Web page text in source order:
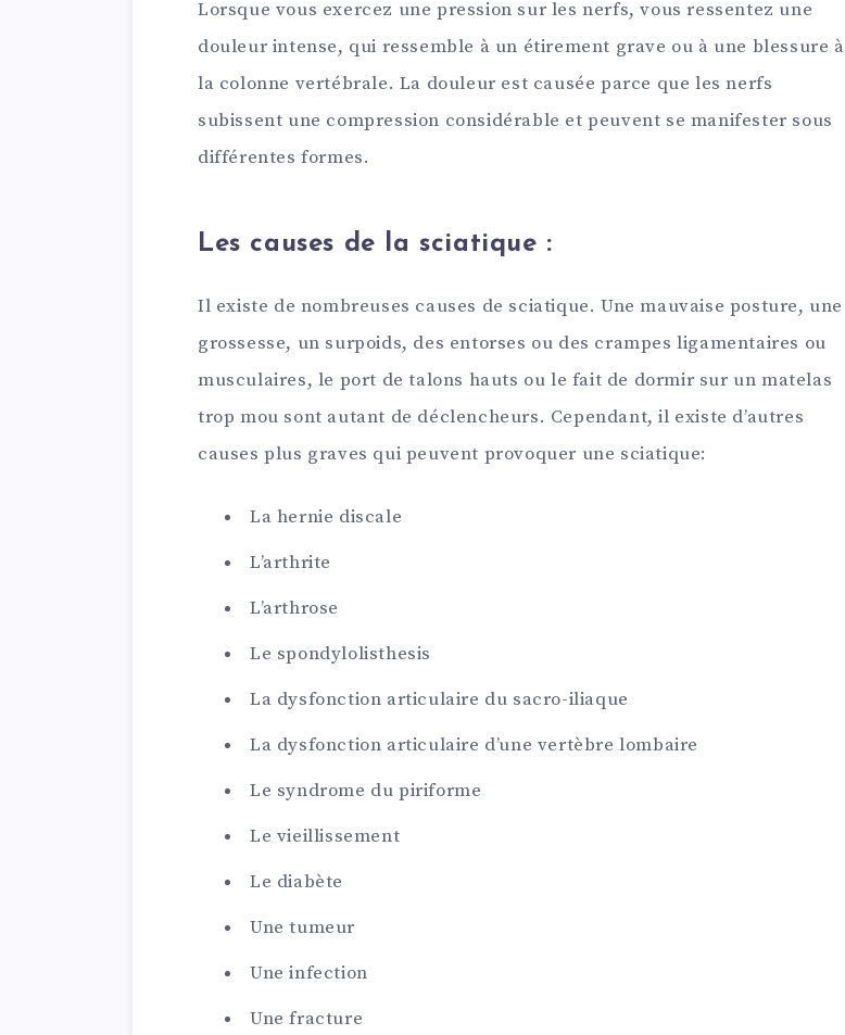
Lorsque vous exercez une pression sur les nerfs, vous ressentez une
douleur intense, qui ressemble à un étirement grave ou à une blessure à
la colonne vertébrale. La douleur est causée parce que les nerfs
subissent une compression considérable et peuvent se manifester sous
différentes formes.
Les causes de la sciatique :
Il existe de nombreuses causes de sciatique. Une mauvaise posture, une
grossesse, un surpoids, des entorses ou des crampes ligamentaires ou
musculaires, le port de talons hauts ou le fait de dormir sur un matelas
trop mou sont autant de déclencheurs. Cependant, il existe d’autres
causes plus graves qui peuvent provoquer une sciatique:
La hernie discale
L’arthrite
L’arthrose
Le spondylolisthesis
La dysfonction articulaire du sacro-iliaque
La dysfonction articulaire d’une vertèbre lombaire
Le syndrome du piriforme
Le vieillissement
Le diabète
Une tumeur
Une infection
Une fracture